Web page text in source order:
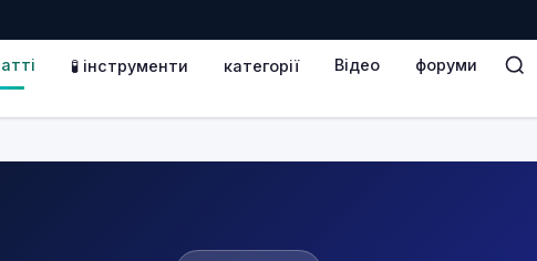
🧪 інструменти категорії Відео форуми